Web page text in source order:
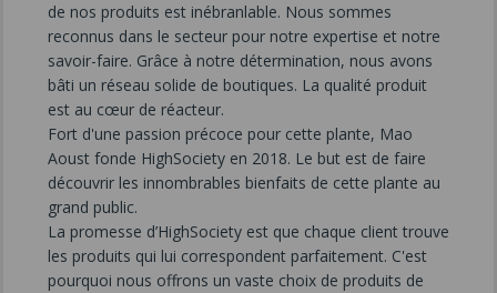
de nos produits est inébranlable. Nous sommes
reconnus dans le secteur pour notre expertise et notre
savoir-faire. Grâce à notre détermination, nous avons
bâti un réseau solide de boutiques. La qualité produit
est au cœur de réacteur.
Fort d'une passion précoce pour cette plante, Mao
Aoust fonde HighSociety en 2018. Le but est de faire
découvrir les innombrables bienfaits de cette plante au
grand public.
La promesse d’HighSociety est que chaque client trouve
les produits qui lui correspondent parfaitement. C'est
pourquoi nous offrons un vaste choix de produits de